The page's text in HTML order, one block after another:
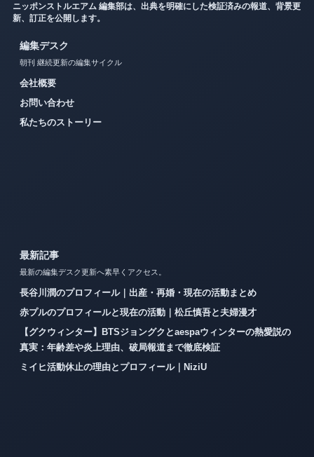
ニッポンストルエアム 編集部は、出典を明確にした検証済みの報道、背景更
新、訂正を公開します。
編集デスク
朝刊 継続更新の編集サイクル
会社概要
お問い合わせ
私たちのストーリー
最新記事
最新の編集デスク更新へ素早くアクセス。
長谷川潤のプロフィール｜出産・再婚・現在の活動まとめ
赤プルのプロフィールと現在の活動｜松丘慎吾と夫婦漫才
【グクウィンター】BTSジョングクとaespaウィンターの熱愛説の
真実：年齢差や炎上理由、破局報道まで徹底検証
ミイヒ活動休止の理由とプロフィール｜NiziU